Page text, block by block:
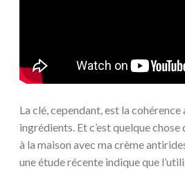
La clé, cependant, est la cohérence
ingrédients. Et c’est quelque
à la maison avec ma crème
une étude récente indique que